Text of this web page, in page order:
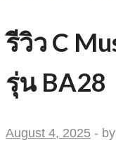
รีวิว C
รุ่น BA28
August 4, 2025 - by